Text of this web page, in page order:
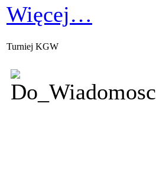
Więcej…
Turniej KGW